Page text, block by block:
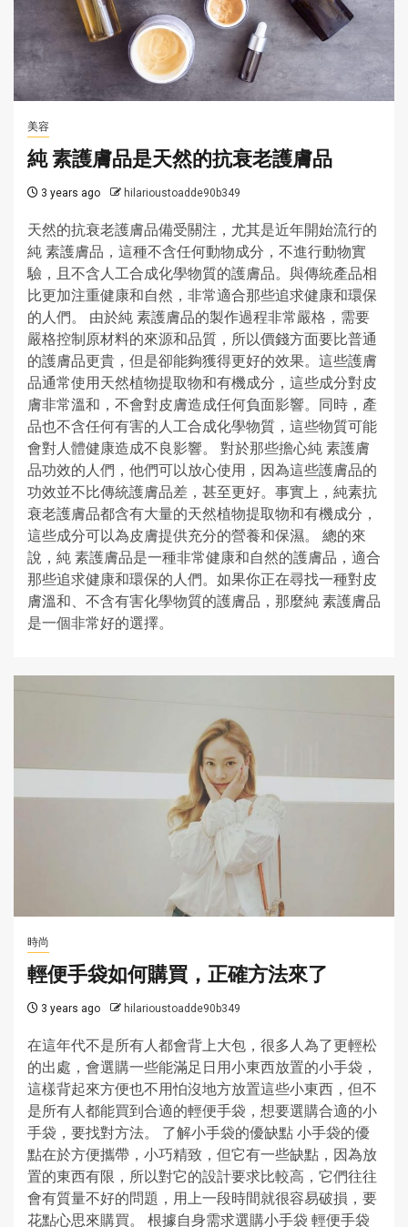
美容
純 素護膚品是天然的抗衰老護膚品
3 years ago hilarioustoadde90b349
天然的抗衰老護膚品備受關注，尤其是近年開始流行的
純 素護膚品，這種不含任何動物成分，不進行動物實
驗，且不含人工合成化學物質的護膚品。與傳統產品相
比更加注重健康和自然，非常適合那些追求健康和環保
的人們。 由於純 素護膚品的製作過程非常嚴格，需要
嚴格控制原材料的來源和品質，所以價錢方面要比普通
的護膚品更貴，但是卻能夠獲得更好的效果。這些護膚
品通常使用天然植物提取物和有機成分，這些成分對皮
膚非常溫和，不會對皮膚造成任何負面影響。同時，產
品也不含任何有害的人工合成化學物質，這些物質可能
會對人體健康造成不良影響。 對於那些擔心純 素護膚
品功效的人們，他們可以放心使用，因為這些護膚品的
功效並不比傳統護膚品差，甚至更好。事實上，純素抗
衰老護膚品都含有大量的天然植物提取物和有機成分，
這些成分可以為皮膚提供充分的營養和保濕。 總的來
說，純 素護膚品是一種非常健康和自然的護膚品，適合
那些追求健康和環保的人們。如果你正在尋找一種對皮
膚溫和、不含有害化學物質的護膚品，那麼純 素護膚品
是一個非常好的選擇。
時尚
輕便手袋如何購買，正確方法來了
3 years ago hilarioustoadde90b349
在這年代不是所有人都會背上大包，很多人為了更輕松
的出處，會選購一些能滿足日用小東西放置的小手袋，
這樣背起來方便也不用怕沒地方放置這些小東西，但不
是所有人都能買到合適的輕便手袋，想要選購合適的小
手袋，要找對方法。 了解小手袋的優缺點 小手袋的優
點在於方便攜帶，小巧精致，但它有一些缺點，因為放
置的東西有限，所以對它的設計要求比較高，它們往往
會有質量不好的問題，用上一段時間就很容易破損，要
花點心思來購買。 根據自身需求選購小手袋 輕便手袋